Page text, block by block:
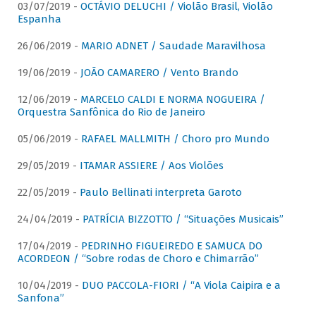
03/07/2019 - OCTÁVIO DELUCHI / Violão Brasil, Violão
Espanha
26/06/2019 - MARIO ADNET / Saudade Maravilhosa
19/06/2019 - JOÃO CAMARERO / Vento Brando
12/06/2019 - MARCELO CALDI E NORMA NOGUEIRA /
Orquestra Sanfônica do Rio de Janeiro
05/06/2019 - RAFAEL MALLMITH / Choro pro Mundo
29/05/2019 - ITAMAR ASSIERE / Aos Violões
22/05/2019 - Paulo Bellinati interpreta Garoto
24/04/2019 - PATRÍCIA BIZZOTTO / “Situações Musicais”
17/04/2019 - PEDRINHO FIGUEIREDO E SAMUCA DO
ACORDEON / “Sobre rodas de Choro e Chimarrão”
10/04/2019 - DUO PACCOLA-FIORI / “A Viola Caipira e a
Sanfona”